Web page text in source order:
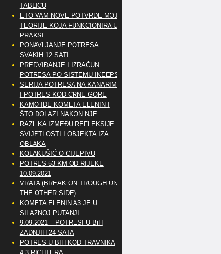
TABLICU
ETO VAM NOVE POTVRDE MOJE
TEORIJE KOJA FUNKCIONIRA U
PRAKSI
PONAVLJANJE POTRESA
SVAKIH 12 SATI
PREDVIĐANJE I IZRAČUN
POTRESA PO SISTEMU IKEEPS
SERIJA POTRESA NA KANARIMA
I POTRES KOD CRNE GORE
KAMO IDE KOMETA ELENIN I
ŠTO DOLAZI NAKON NJE
RAZLIKA IZMEĐU REFLEKSIJE
SVIJETLOSTI I OBJEKTA IZA
OBLAKA
KOLAKUŠIĆ O CIJEPIVU
POTRES 53 KM OD RIJEKE
10.09.2021
VRATA (BREAK ON TROUGH ON
THE OTHER SIDE)
KOMETA ELENIN A3 JE U
SILAZNOJ PUTANJI
9.09.2021 – POTRESI U BiH
ZADNJIH 24 SATA
POTRES U BIH KOD TRAVNIKA
4.3 RICHTERA